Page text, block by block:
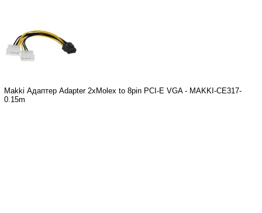
Makki Адаптер Adapter 2xMolex to 8pin PCI-E VGA - MAKKI-CE317-
0.15m